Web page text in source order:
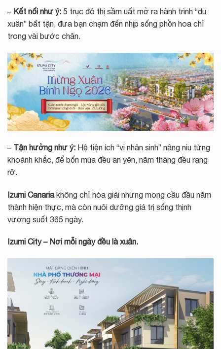
– Kết nối như ý: 5 trục đô thị sầm uất mở ra hành trình “du
xuân” bất tận, đưa bạn chạm đến nhịp sống phồn hoa chỉ
trong vài bước chân.
– Tận hưởng như ý: Hệ tiện ích “vị nhân sinh” nâng niu từng
khoảnh khắc, để bốn mùa đều an yên, năm tháng đều rạng
rỡ.
Izumi Canaria không chỉ hóa giải những mong cầu đầu năm
thành hiện thực, mà còn nuôi dưỡng giá trị sống thịnh
vượng suốt 365 ngày.
Izumi City – Nơi mỗi ngày đều là xuân.